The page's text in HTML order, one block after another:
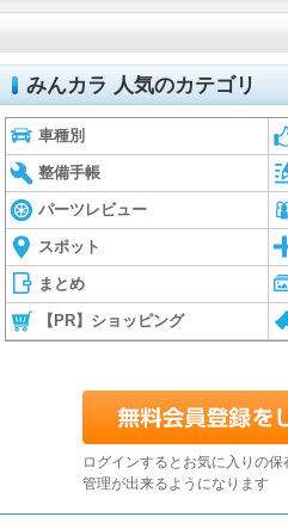
みんカラ 人気のカテゴリ
車種別
整備手帳
パーツレビュー
スポット
まとめ
【PR】ショッピング
ログインするとお気に入りの
管理が出来るようになります